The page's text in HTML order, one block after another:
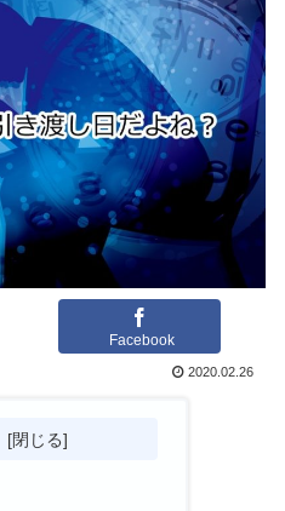
Facebook
2020.02.26